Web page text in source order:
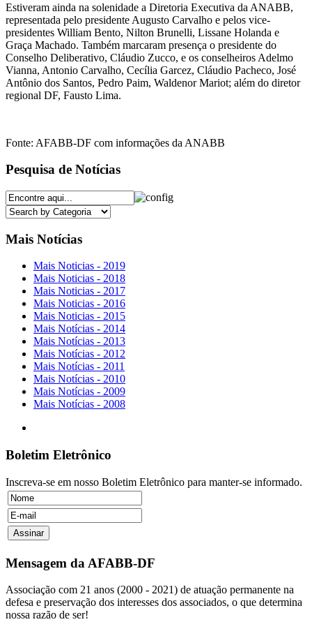
Estiveram ainda na solenidade a Diretoria Executiva da ANABB,
representada pelo presidente Augusto Carvalho e pelos vice-
presidentes William Bento, Nilton Brunelli, Lissane Holanda e
Graça Machado. Também marcaram presença o presidente do
Conselho Deliberativo, Cláudio Zucco, e os conselheiros Adelmo
Vianna, Antonio Carvalho, Cecília Garcez, Cláudio Pacheco, José
Antônio dos Santos, Pedro Paim, Waldenor Mariot; além do diretor
regional DF, Fausto Lima.
Fonte: AFABB-DF com informações da ANABB
Pesquisa de Notícias
Mais Notícias
Mais Noticias - 2019
Mais Noticias - 2018
Mais Noticias - 2017
Mais Noticias - 2016
Mais Noticias - 2015
Mais Notícias - 2014
Mais Notícias - 2013
Mais Notícias - 2012
Mais Notícias - 2011
Mais Notícias - 2010
Mais Notícias - 2009
Mais Notícias - 2008
Boletim Eletrônico
Inscreva-se em nosso Boletim Eletrônico para manter-se informado.
Mensagem da AFABB-DF
Associação com 21 anos (2000 - 2021) de atuação permanente na
defesa e preservação dos interesses dos associados, o que determina
nossa razão de ser!